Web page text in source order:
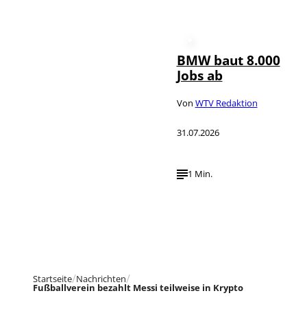
BMW baut 8.000
Jobs ab
Von WTV Redaktion
31.07.2026
1 Min.
Startseite Nachrichten
Fußballverein bezahlt Messi teilweise in Krypto